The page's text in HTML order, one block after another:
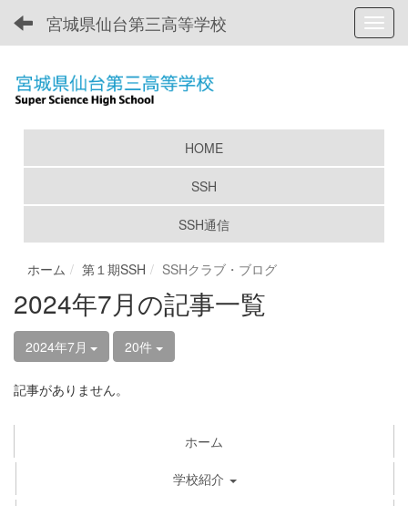
宮城県仙台第三高等学校
HOME
SSH
SSH通信
ホーム 第１期SSH SSHクラブ・ブログ
2024年7月の記事一覧
2024年7月 20件
記事がありません。
ホーム
学校紹介